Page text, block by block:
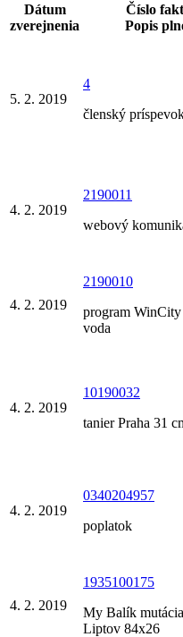
Dátum
zverejnenia
Číslo
Popis
5. 2. 2019
4
členský
4. 2. 2019
2190011
webový
4. 2. 2019
2190010
program
voda
4. 2. 2019
10190032
tanier Praha 31
4. 2. 2019
0340204957
poplatok
4. 2. 2019
1935100175
My Balík
Liptov 84x26